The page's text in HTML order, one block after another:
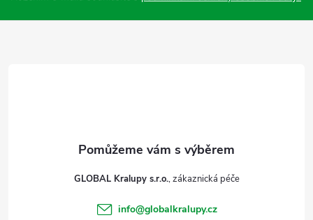
i
GLOBAL Kralupy s.r.o.
info@globalkralupy.cz